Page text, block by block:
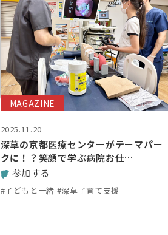
MAGAZINE
2025.11.20
深草の京都医療センターがテーマパー
クに！？笑顔で学ぶ病院お仕…
参加する
#子どもと一緒 #深草子育て支援